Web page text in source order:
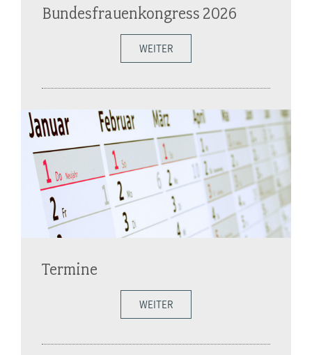
Bundesfrauenkongress 2026
WEITER
Termine
WEITER